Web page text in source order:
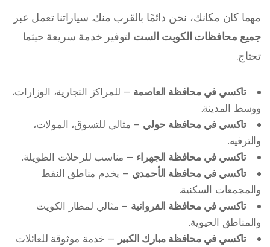
مهما كان مكانك، نحن دائمًا بالقرب منك. سياراتنا تعمل عبر
جميع محافظات الكويت الست لتوفير خدمة سريعة حيثما
تحتاج.
تاكسي في محافظة العاصمة – للمراكز التجارية، الوزارات،
ووسط المدينة.
تاكسي في محافظة حولي – مثالي للتسوق، المولات،
والترفيه.
تاكسي في محافظة الجهراء – مناسب للرحلات الطويلة.
تاكسي في محافظة الأحمدي – يخدم مناطق النفط
والمجمعات السكنية.
تاكسي في محافظة الفروانية – مثالي لمطار الكويت
والمناطق الحيوية.
تاكسي في محافظة مبارك الكبير – خدمة موثوقة للعائلات